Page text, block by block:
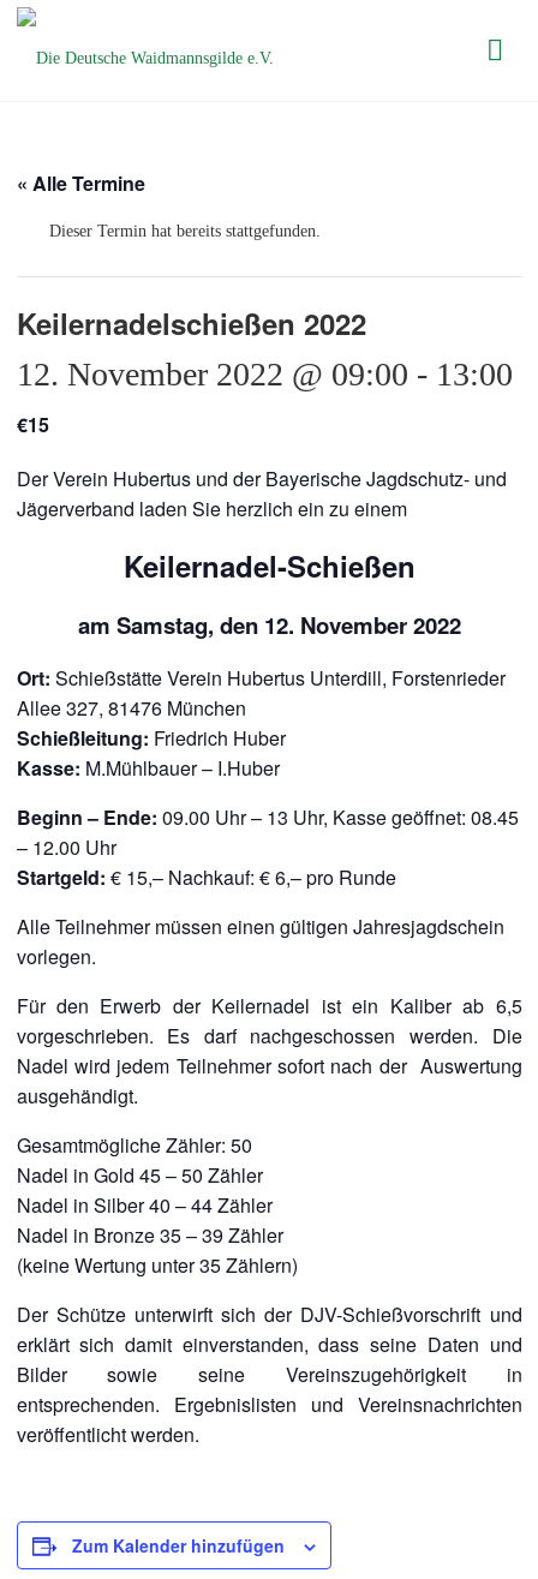
« Alle Termine
Dieser Termin hat bereits stattgefunden.
Keilernadelschießen 2022
12. November 2022 @ 09:00 - 13:00
€15
Der Verein Hubertus und der Bayerische Jagdschutz- und
Jägerverband laden Sie herzlich ein zu einem
Keilernadel-Schießen
am Samstag, den 12. November 2022
Ort: Schießstätte Verein Hubertus Unterdill, Forstenrieder
Allee 327, 81476 München
Schießleitung: Friedrich Huber
Kasse: M.Mühlbauer – I.Huber
Beginn – Ende: 09.00 Uhr – 13 Uhr, Kasse geöffnet: 08.45
– 12.00 Uhr
Startgeld: € 15,– Nachkauf: € 6,– pro Runde
Alle Teilnehmer müssen einen gültigen Jahresjagdschein
vorlegen.
Für den Erwerb der Keilernadel ist ein Kaliber ab 6,5
vorgeschrieben. Es darf nachgeschossen werden. Die
Nadel wird jedem Teilnehmer sofort nach der Auswertung
ausgehändigt.
Gesamtmögliche Zähler: 50
Nadel in Gold 45 – 50 Zähler
Nadel in Silber 40 – 44 Zähler
Nadel in Bronze 35 – 39 Zähler
(keine Wertung unter 35 Zählern)
Der Schütze unterwirft sich der DJV-Schießvorschrift und
erklärt sich damit einverstanden, dass seine Daten und
Bilder sowie seine Vereinszugehörigkeit in
entsprechenden. Ergebnislisten und Vereinsnachrichten
veröffentlicht werden.
Zum Kalender hinzufügen